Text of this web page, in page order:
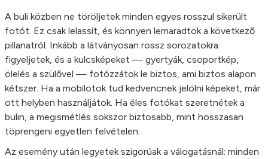
A buli közben ne töröljetek minden egyes rosszul sikerült
fotót. Ez csak lelassít, és könnyen lemaradtok a következő
pillanatról. Inkább a látványosan rossz sorozatokra
figyeljetek, és a kulcsképeket — gyertyák, csoportkép,
ölelés a szülővel — fotózzátok le biztos, ami biztos alapon
kétszer. Ha a mobilotok tud kedvencnek jelölni képeket, már
ott helyben használjátok. Ha éles fotókat szeretnétek a
bulin, a megismétlés sokszor biztosabb, mint hosszasan
töprengeni egyetlen felvételen.
Az esemény után legyetek szigorúak a válogatásnál: minden